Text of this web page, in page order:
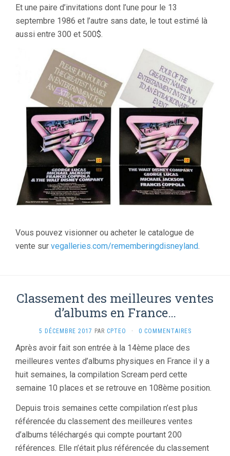
Et une paire d’invitations dont l’une pour le 13
septembre 1986 et l’autre sans date, le tout estimé là
aussi entre 300 et 500$.
Vous pouvez visionner ou acheter le catalogue de
vente sur vegalleries.com/rememberingdisneyland.
Classement des meilleures ventes
d’albums en France…
5 DÉCEMBRE 2017 PAR CPTEO · 0 COMMENTAIRES
Après avoir fait son entrée à la 14ème place des
meilleures ventes d’albums physiques en France il y a
huit semaines, la compilation Scream perd cette
semaine 10 places et se retrouve en 108ème position.
Depuis trois semaines cette compilation n’est plus
référencée du classement des meilleures ventes
d’albums téléchargés qui compte pourtant 200
références. Elle n’était plus référencée du classement